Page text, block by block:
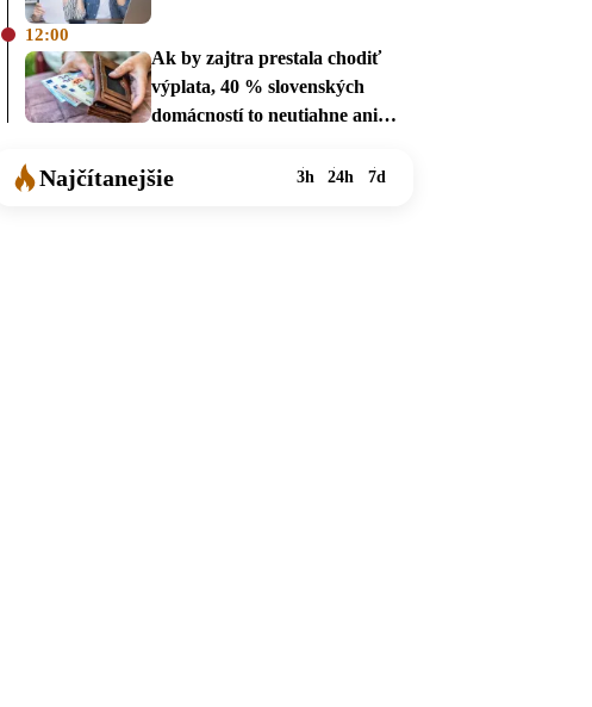
12:00
Ak by zajtra prestala chodiť
výplata, 40 % slovenských
domácností to neutiahne ani
Najčítanejšie 3h 24h 7d